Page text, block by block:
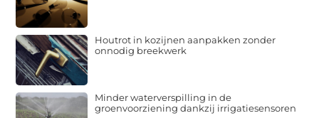
Houtrot in kozijnen aanpakken zonder
onnodig breekwerk
Minder waterverspilling in de
groenvoorziening dankzij irrigatiesensoren